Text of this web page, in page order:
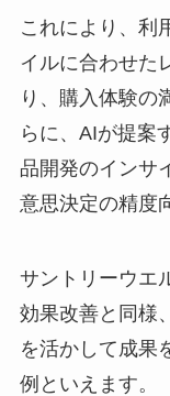
これにより、利
イルに合わせた
り、購入体験の
らに、AIが提案
品開発のインサ
意思決定の精度
サントリーウエ
効果改善と同様
を活かして成果
例といえます。